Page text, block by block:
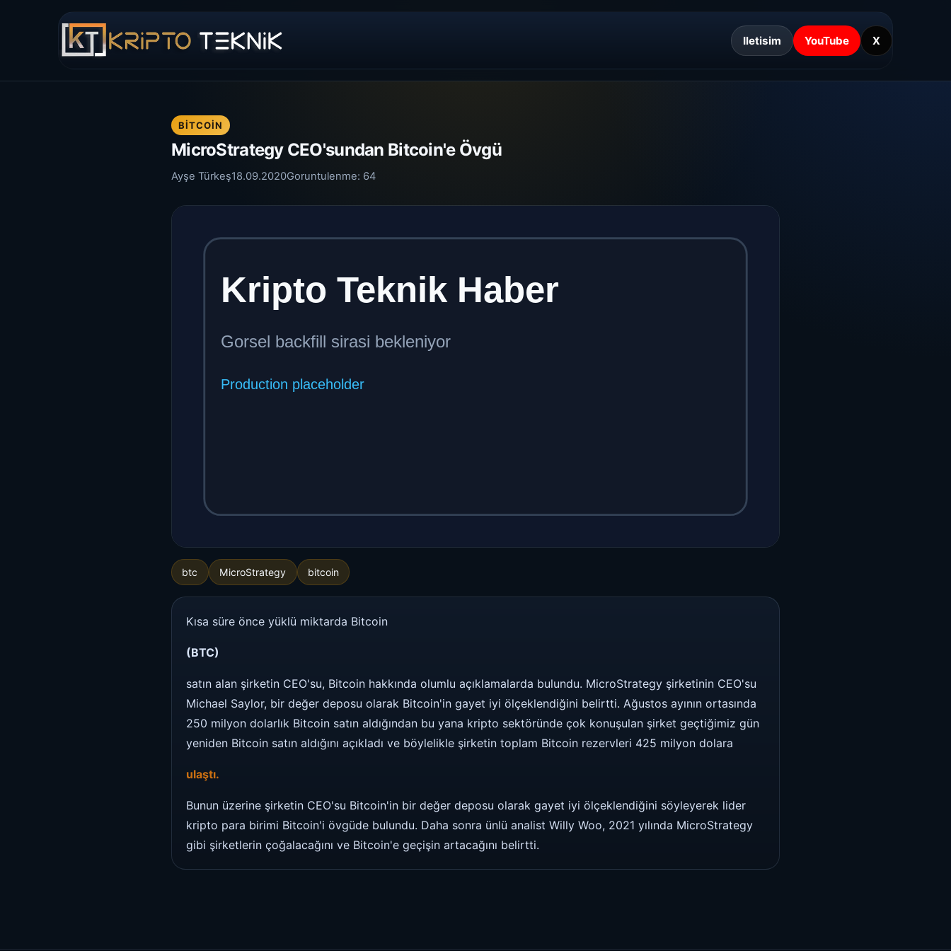
Iletisim YouTube X
BITCOIN
MicroStrategy CEO'sundan Bitcoin'e Övgü
Ayşe Türkeş18.09.2020Goruntulenme: 64
btc MicroStrategy bitcoin
Kısa süre önce yüklü miktarda Bitcoin
(BTC)
satın alan şirketin CEO'su, Bitcoin hakkında olumlu açıklamalarda bulundu. MicroStrategy şirketinin CEO'su
Michael Saylor, bir değer deposu olarak Bitcoin'in gayet iyi ölçeklendiğini belirtti. Ağustos ayının ortasında
250 milyon dolarlık Bitcoin satın aldığından bu yana kripto sektöründe çok konuşulan şirket geçtiğimiz gün
yeniden Bitcoin satın aldığını açıkladı ve böylelikle şirketin toplam Bitcoin rezervleri 425 milyon dolara
ulaştı.
Bunun üzerine şirketin CEO'su Bitcoin'in bir değer deposu olarak gayet iyi ölçeklendiğini söyleyerek lider
kripto para birimi Bitcoin'i övgüde bulundu. Daha sonra ünlü analist Willy Woo, 2021 yılında MicroStrategy
gibi şirketlerin çoğalacağını ve Bitcoin'e geçişin artacağını belirtti.